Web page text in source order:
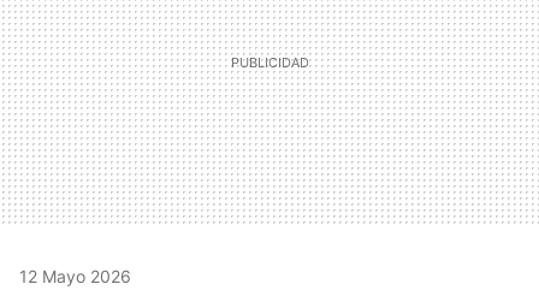
12 Mayo 2026